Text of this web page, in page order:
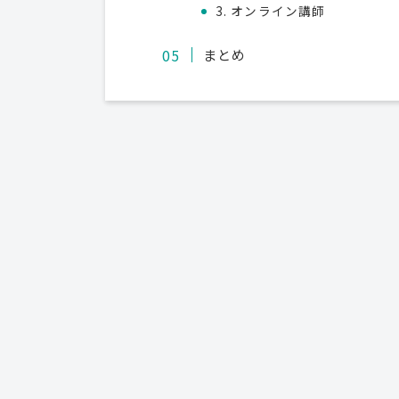
3. オンライン講師
まとめ